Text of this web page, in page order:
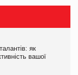
як
вашої